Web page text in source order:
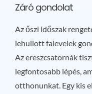
Záró gondolat
Az őszi időszak
lehullott falevelek
Az ereszcsatornák
legfontosabb lépés,
otthonunkat. Egy kis